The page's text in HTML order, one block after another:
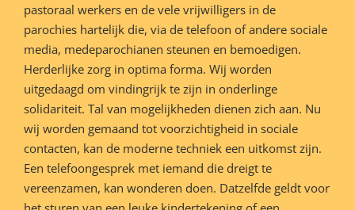
pastoraal werkers en de vele vrijwilligers in de
parochies hartelijk die, via de telefoon of andere sociale
media, medeparochianen steunen en bemoedigen.
Herderlijke zorg in optima forma. Wij worden
uitgedaagd om vindingrijk te zijn in onderlinge
solidariteit. Tal van mogelijkheden dienen zich aan. Nu
wij worden gemaand tot voorzichtigheid in sociale
contacten, kan de moderne techniek een uitkomst zijn.
Een telefoongesprek met iemand die dreigt te
vereenzamen, kan wonderen doen. Datzelfde geldt voor